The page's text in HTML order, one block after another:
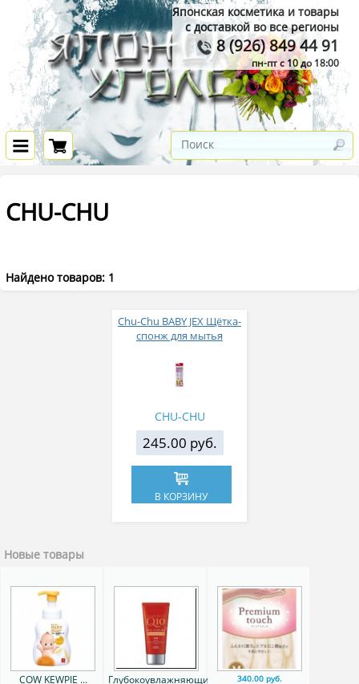
Японская косметика и товары
с доставкой во все регионы
8 (926) 849 44 91
пн-пт с 10 до 18:00
CHU-CHU
Найдено товаров: 1
Chu-Chu BABY JEX Щётка-
спонж для мытья
CHU-CHU
245.00 руб.
В КОРЗИНУ
Новые товары
COW KEWPIE ...
Глубокоувлажняющий
340.00 руб.